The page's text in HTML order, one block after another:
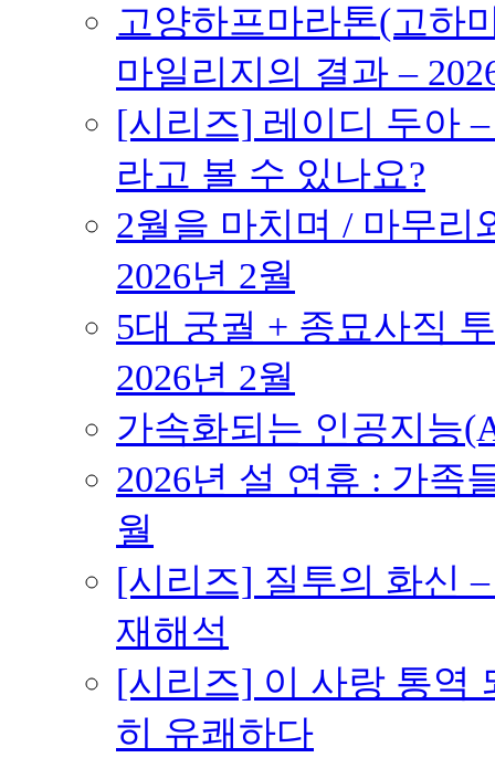
고양하프마라톤(고하
마일리지의 결과 –
[시리즈] 레이디 두아
라고 볼 수 있나요?
2월을 마치며 / 마무리
2026년 2월
5대 궁궐 + 종묘사직
2026년 2월
가속화되는 인공지능
2026년 설 연휴 : 가족
월
[시리즈] 질투의 화신
재해석
[시리즈] 이 사랑 통역
히 유쾌하다